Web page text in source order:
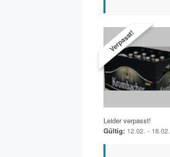
Verpasst!
Leider verpasst!
Gültig: 12.02. - 18.02.